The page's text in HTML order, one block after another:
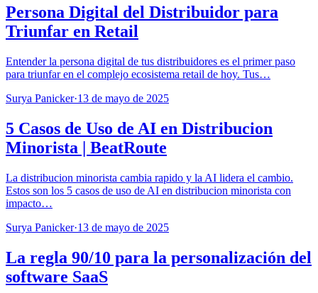
Persona Digital del Distribuidor para
Triunfar en Retail
Entender la persona digital de tus distribuidores es el primer paso
para triunfar en el complejo ecosistema retail de hoy. Tus…
Surya Panicker·13 de mayo de 2025
5 Casos de Uso de AI en Distribucion
Minorista | BeatRoute
La distribucion minorista cambia rapido y la AI lidera el cambio.
Estos son los 5 casos de uso de AI en distribucion minorista con
impacto…
Surya Panicker·13 de mayo de 2025
La regla 90/10 para la personalización del
software SaaS